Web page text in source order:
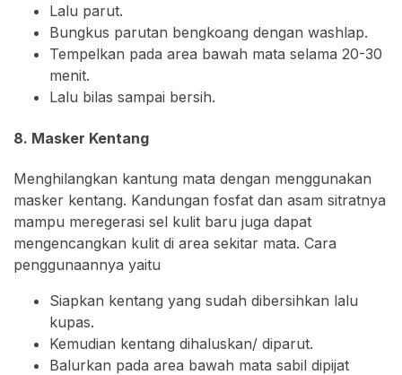
Lalu parut.
Bungkus parutan bengkoang dengan washlap.
Tempelkan pada area bawah mata selama 20-30
menit.
Lalu bilas sampai bersih.
8. Masker Kentang
Menghilangkan kantung mata dengan menggunakan
masker kentang. Kandungan fosfat dan asam sitratnya
mampu meregerasi sel kulit baru juga dapat
mengencangkan kulit di area sekitar mata. Cara
penggunaannya yaitu
Siapkan kentang yang sudah dibersihkan lalu
kupas.
Kemudian kentang dihaluskan/ diparut.
Balurkan pada area bawah mata sabil dipijat